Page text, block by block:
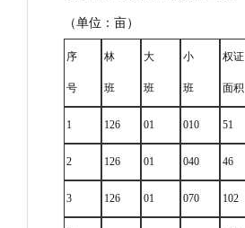
（单位：亩）
序
号
林
班
大
班
小
班
权证
面积
1 126 01 010 51
2 126 01 040 46
3 126 01 070 102